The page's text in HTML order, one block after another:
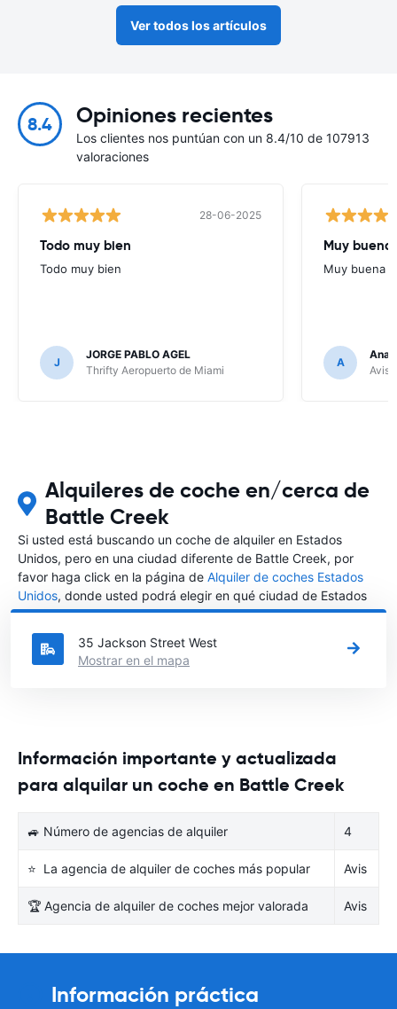
Ver todos los artículos
8.4 Opiniones recientes
Los clientes nos puntúan con un 8.4/10 de 107913
valoraciones
28-06-2025
Todo muy bien
Todo muy bien
J
JORGE PABLO AGEL
Thrifty Aeropuerto de Miami
Muy buena
Muy buena
A
Ana
Avis
Alquileres de coche en/cerca de
Battle Creek
Si usted está buscando un coche de alquiler en Estados
Unidos, pero en una ciudad diferente de Battle Creek, por
favor haga click en la página de Alquiler de coches Estados
Unidos, donde usted podrá elegir en qué ciudad de Estados
Unidos desea alquilar un coche.
35 Jackson Street West
Mostrar en el mapa
Información importante y actualizada
para alquilar un coche en Battle Creek
🚙 Número de agencias de alquiler 4
⭐ La agencia de alquiler de coches más popular Avis
🏆 Agencia de alquiler de coches mejor valorada Avis
Información práctica